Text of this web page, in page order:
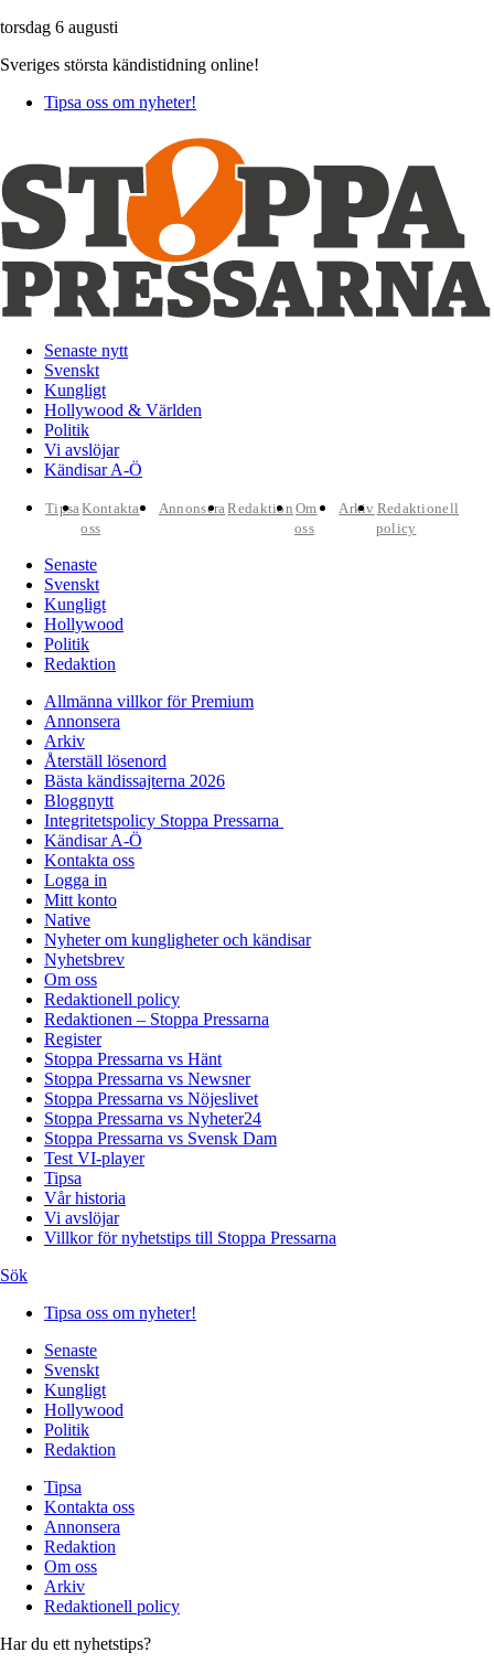
torsdag 6 augusti
Sveriges största kändistidning online!
Tipsa oss om nyheter!
Senaste nytt
Svenskt
Kungligt
Hollywood & Världen
Politik
Vi avslöjar
Kändisar A-Ö
TipsaKontakta
oss
AnnonseraRedaktion Om
oss
Arkiv Redaktionell
policy
Senaste
Svenskt
Kungligt
Hollywood
Politik
Redaktion
Allmänna villkor för Premium
Annonsera
Arkiv
Återställ lösenord
Bästa kändissajterna 2026
Bloggnytt
Integritetspolicy Stoppa Pressarna
Kändisar A-Ö
Kontakta oss
Logga in
Mitt konto
Native
Nyheter om kungligheter och kändisar
Nyhetsbrev
Om oss
Redaktionell policy
Redaktionen – Stoppa Pressarna
Register
Stoppa Pressarna vs Hänt
Stoppa Pressarna vs Newsner
Stoppa Pressarna vs Nöjeslivet
Stoppa Pressarna vs Nyheter24
Stoppa Pressarna vs Svensk Dam
Test VI-player
Tipsa
Vår historia
Vi avslöjar
Villkor för nyhetstips till Stoppa Pressarna
Sök
Tipsa oss om nyheter!
Senaste
Svenskt
Kungligt
Hollywood
Politik
Redaktion
Tipsa
Kontakta oss
Annonsera
Redaktion
Om oss
Arkiv
Redaktionell policy
Har du ett nyhetstips?